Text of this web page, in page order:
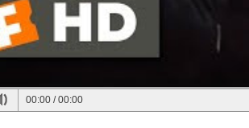
00:00 /00:00